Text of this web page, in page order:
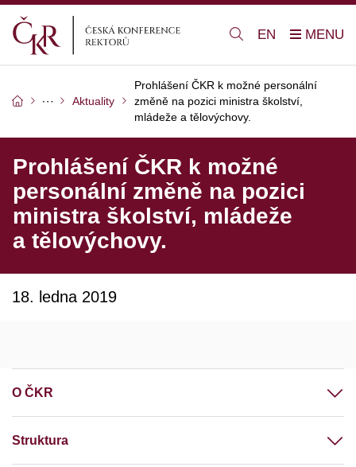
EN
Aktuality
Prohlášení ČKR k možné personální
změně na pozici ministra školství,
mládeže a tělovýchovy.
Prohlášení ČKR k možné
personální změně na pozici
ministra školství, mládeže
a tělovýchovy.
18. ledna 2019
O ČKR
Struktura